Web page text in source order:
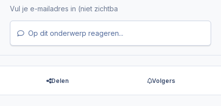
Op dit onderwerp reageren...
Delen Volgers